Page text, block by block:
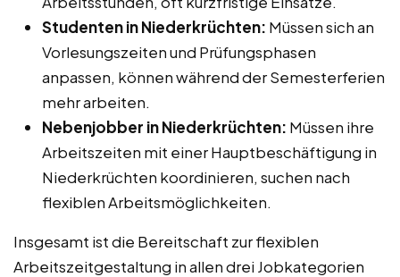
Studenten in Niederkrüchten: Müssen sich an
Vorlesungszeiten und Prüfungsphasen
anpassen, können während der Semesterferien
mehr arbeiten.
Nebenjobber in Niederkrüchten: Müssen ihre
Arbeitszeiten mit einer Hauptbeschäftigung in
Niederkrüchten koordinieren, suchen nach
flexiblen Arbeitsmöglichkeiten.
Insgesamt ist die Bereitschaft zur flexiblen
Arbeitszeitgestaltung in allen drei Jobkategorien